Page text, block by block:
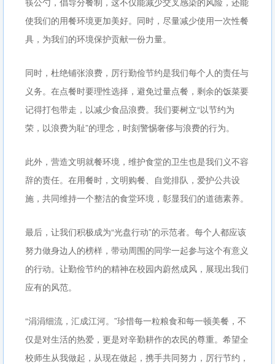
使我们的用餐环境更加美好。同时，尽量减少使用一次性餐
具，为我们的环境保护贡献一份力量。
同时，杜绝铺张浪费，厉行勤俭节约是我们每个人的责任与
义务。在点餐时要理性选择，避免过量点餐，剩余的饭菜要
记得打包带走，以减少食品浪费。我们要树立“以节约为
荣，以浪费为耻”的理念，时刻警惕奢侈与浪费的行为。
此外，营造文明就餐环境，维护食堂的卫生也是我们义不容
辞的责任。在用餐时，文明购餐、自觉排队，爱护公共设
施，共同维持一个整洁的食堂环境，彰显我们的道德素养。
最后，让我们积极成为“光盘行动”的示范者。每个人都应该
努力做身边人的榜样，带动周围的同学一起参与这个有意义
的行动。让勤俭节约的精神在校园内蔚然成风，展现出我们
应有的风范。
“涓涓细流，汇成江河。”珍惜每一粒粮食和每一顿美餐，不
仅是对生活的热爱，更是对辛勤耕作的农民的尊重。希望全
校师生从我做起，从现在做起，携手共同努力，厉行节约，